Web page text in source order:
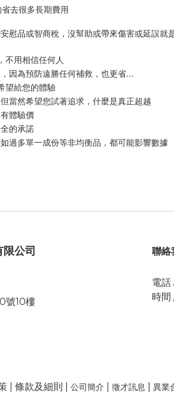
去很多長期費用
慰品或智商稅，沒幫助或帶來傷害或延誤就
不用相信任何人
因為預防遠勝任何補救，也更省...
望給您的體驗
當然希望您試著追求，什麼是真正超越
體驗價
的承諾
過多單一成份等非均衡品，都可能影響數據
公司
號10樓
聯絡
電話
時間
| 條款及細則 公司簡介 徵才訊息 異業